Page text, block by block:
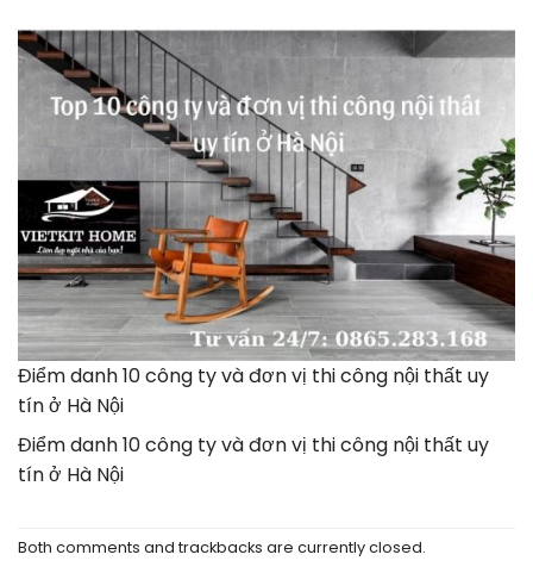
Điểm danh 10 công ty và đơn vị thi công nội thất uy
tín ở Hà Nội
Điểm danh 10 công ty và đơn vị thi công nội thất uy
tín ở Hà Nội
Both comments and trackbacks are currently closed.